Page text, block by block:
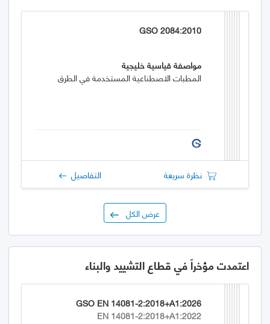
GSO 2084:2010
مواصفة قياسية خليجية
المطبات الاصطناعية المستخدمة في الطرق
نظرة سريعة التفاصيل
عرض الكل
اعتمدت مؤخراً في قطاع التشييد والبناء
GSO EN 14081-2:2018+A1:2026
EN 14081-2:2018+A1:2022